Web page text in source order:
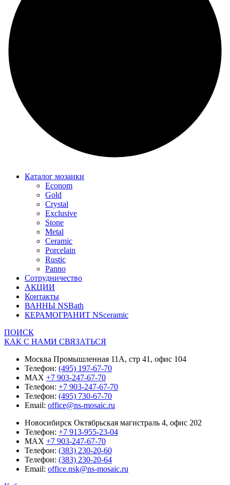
Каталог мозаики
Econom
Gold
Crystal
Exclusive
Stone
Metal
Ceramic
Porcelain
Rustic
Panno
Сотрудничество
АКЦИИ
Контакты
ВАННЫ NSBath
КЕРАМОГРАНИТ NSceramic
ПОИСК
КАК С НАМИ СВЯЗАТЬСЯ
Москва Промышленная 11А, стр 41, офис 104
Телефон: (495) 197-67-70
MAX +7 903-247-67-70
Телефон: +7 903-247-67-70
Телефон: (495) 730-67-70
Email: office@ns-mosaic.ru
Новосибирск Октябрьская магистраль 4, офис 202
Телефон: +7 913-955-23-04
MAX +7 903-247-67-70
Телефон: (383) 230-20-60
Телефон: (383) 230-20-64
Email: office.nsk@ns-mosaic.ru